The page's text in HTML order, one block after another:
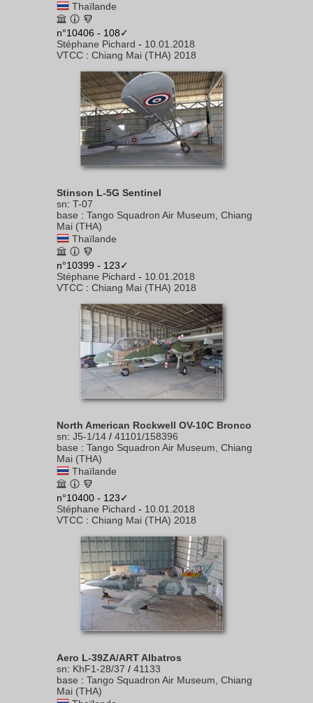
Thaïlande
n°10406 - 108✓
Stéphane Pichard - 10.01.2018
VTCC : Chiang Mai (THA) 2018
Stinson L-5G Sentinel
sn: T-07
base : Tango Squadron Air Museum, Chiang
Mai (THA)
Thaïlande
n°10399 - 123✓
Stéphane Pichard - 10.01.2018
VTCC : Chiang Mai (THA) 2018
North American Rockwell OV-10C Bronco
sn: J5-1/14 / 41101/158396
base : Tango Squadron Air Museum, Chiang
Mai (THA)
Thaïlande
n°10400 - 123✓
Stéphane Pichard - 10.01.2018
VTCC : Chiang Mai (THA) 2018
Aero L-39ZA/ART Albatros
sn: KhF1-28/37 / 41133
base : Tango Squadron Air Museum, Chiang
Mai (THA)